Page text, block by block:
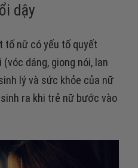
dậy
tố nữ có yếu tố quyết
dáng, giọng nói, lan
lý và sức khỏe của nữ
ra khi trẻ nữ bước vào